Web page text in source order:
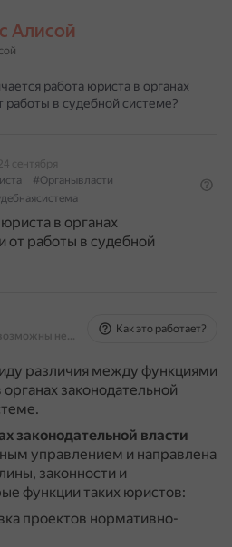
с Алисой
работа юриста в органах
работы в судебной системе?
сентября
#Органывласти
в органах
от работы в судебной
На основе источников, возможны неточности
Как это работает?
различия между функциями
законодательной
законодательной власти
управлением и направлена
законности и
функции таких юристов:
проектов нормативно-